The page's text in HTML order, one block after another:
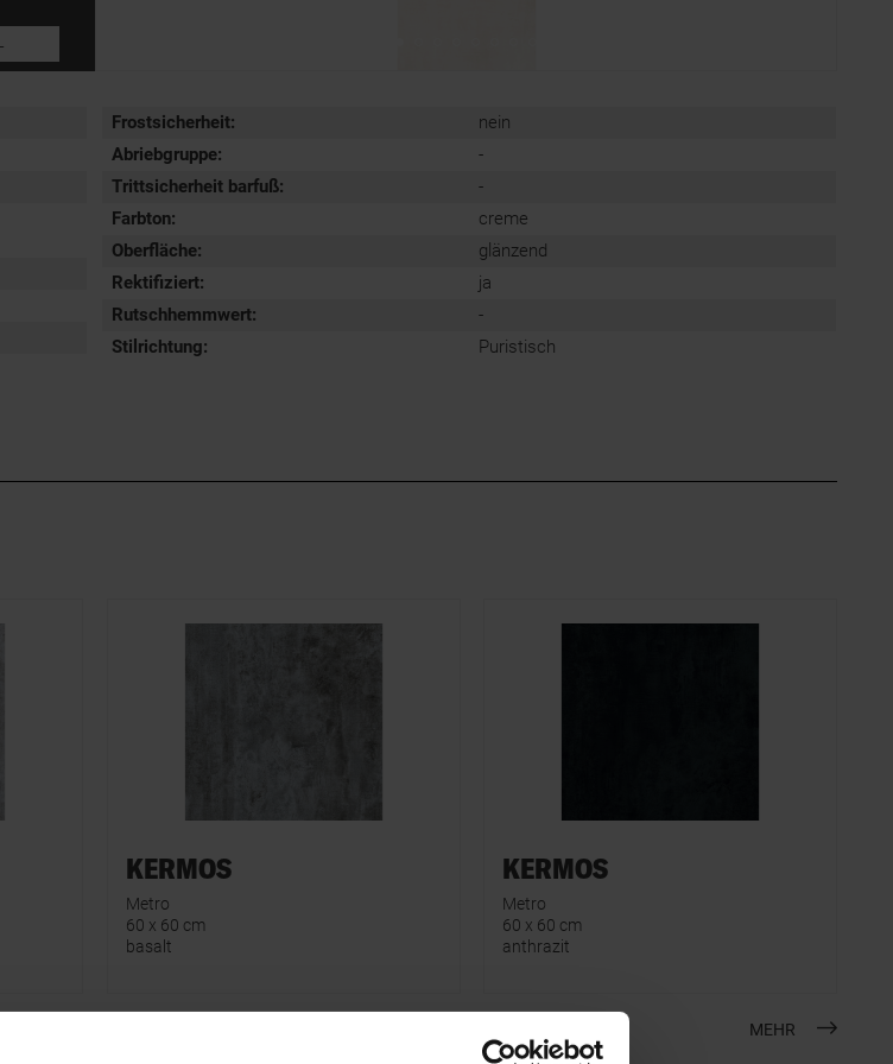
Frostsicherheit:
nein
Abriebgruppe:
-
Trittsicherheit barfuß:
-
Farbton:
creme
Oberfläche:
glänzend
Rektifiziert:
ja
Rutschhemmwert:
-
Stilrichtung: Puristisch
KERMOS
Metro
60 x 60 cm
basalt
KERMOS
Metro
60 x 60 cm
anthrazit
MEHR